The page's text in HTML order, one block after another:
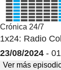
Crónica 24/7
1x24: Radio
23/08/2024 -
Ver más